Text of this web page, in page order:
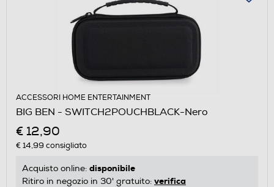
ACCESSORI HOME ENTERTAINMENT
BIG BEN - SWITCH2POUCHBLACK-Nero
€ 12,90
€ 14,99 consigliato
Acquisto online: disponibile
Ritiro in negozio in 30' gratuito: verifica